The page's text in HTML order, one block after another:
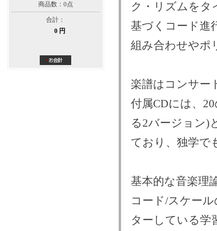
商品数：0点
合計：
0 円
ク・リズムをタ
基づくコード進
組み合わせやポ
楽譜はコンサー
付属CDには、
る2バージョン)
ており、独学で
基本的な音楽理
コード/スケー
ターしている学